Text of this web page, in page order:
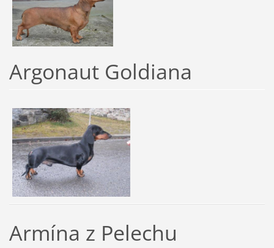
Argonaut Goldiana
Armína z Pelechu